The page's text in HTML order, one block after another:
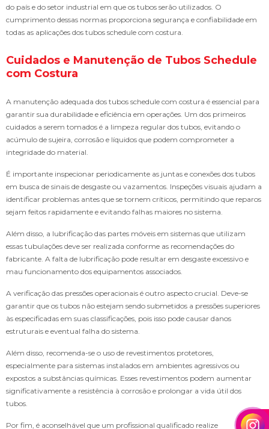
do país e do setor industrial em que os tubos serão utilizados. O
cumprimento dessas normas proporciona segurança e confiabilidade em
todas as aplicações dos tubos schedule com costura.
Cuidados e Manutenção de Tubos Schedule
com Costura
A manutenção adequada dos tubos schedule com costura é essencial para
garantir sua durabilidade e eficiência em operações. Um dos primeiros
cuidados a serem tomados é a limpeza regular dos tubos, evitando o
acúmulo de sujeira, corrosão e líquidos que podem comprometer a
integridade do material.
É importante inspecionar periodicamente as juntas e conexões dos tubos
em busca de sinais de desgaste ou vazamentos. Inspeções visuais ajudam a
identificar problemas antes que se tornem críticos, permitindo que reparos
sejam feitos rapidamente e evitando falhas maiores no sistema.
Além disso, a lubrificação das partes móveis em sistemas que utilizam
essas tubulações deve ser realizada conforme as recomendações do
fabricante. A falta de lubrificação pode resultar em desgaste excessivo e
mau funcionamento dos equipamentos associados.
A verificação das pressões operacionais é outro aspecto crucial. Deve-se
garantir que os tubos não estejam sendo submetidos a pressões superiores
às especificadas em suas classificações, pois isso pode causar danos
estruturais e eventual falha do sistema.
Além disso, recomenda-se o uso de revestimentos protetores,
especialmente para sistemas instalados em ambientes agressivos ou
expostos a substâncias químicas. Esses revestimentos podem aumentar
significativamente a resistência à corrosão e prolongar a vida útil dos
tubos.
Por fim, é aconselhável que um profissional qualificado realize